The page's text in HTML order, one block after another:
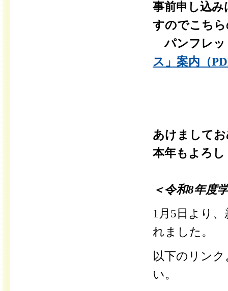
事前申し込
すのでこち
パンフレッ
ス」案内（
あけまして
本年もよろ
＜令和8年度
1 月 5 日より
れました。
以下のリン
い。